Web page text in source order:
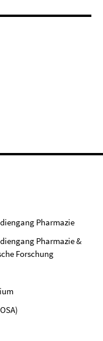
Pharmazie
Pharmazie &
Forschung